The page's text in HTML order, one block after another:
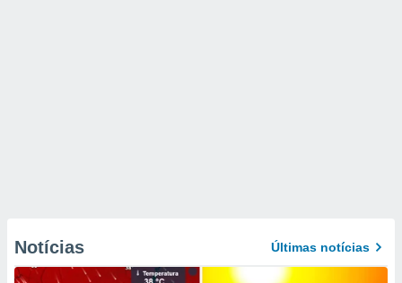
Notícias Últimas notícias